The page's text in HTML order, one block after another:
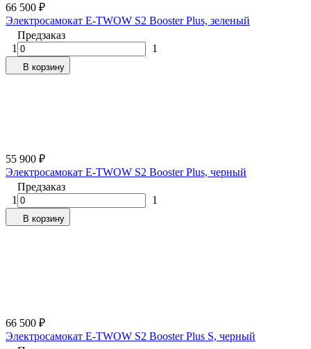
66 500 ₽
Электросамокат E-TWOW S2 Booster Plus, зеленый
Предзаказ
1
1
В корзину
55 900 ₽
Электросамокат E-TWOW S2 Booster Plus, черный
Предзаказ
1
1
В корзину
66 500 ₽
Электросамокат E-TWOW S2 Booster Plus S, черный